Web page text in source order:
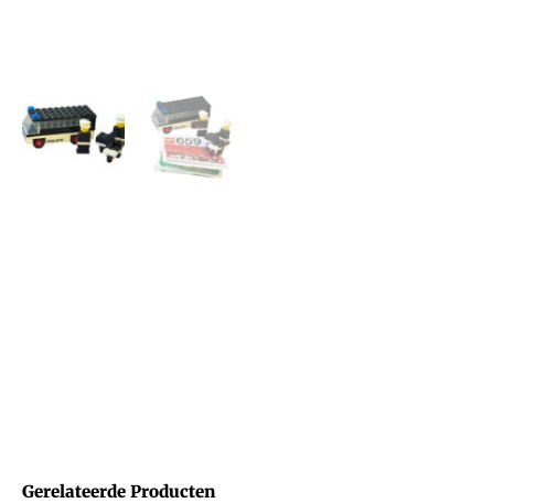
Gerelateerde Producten